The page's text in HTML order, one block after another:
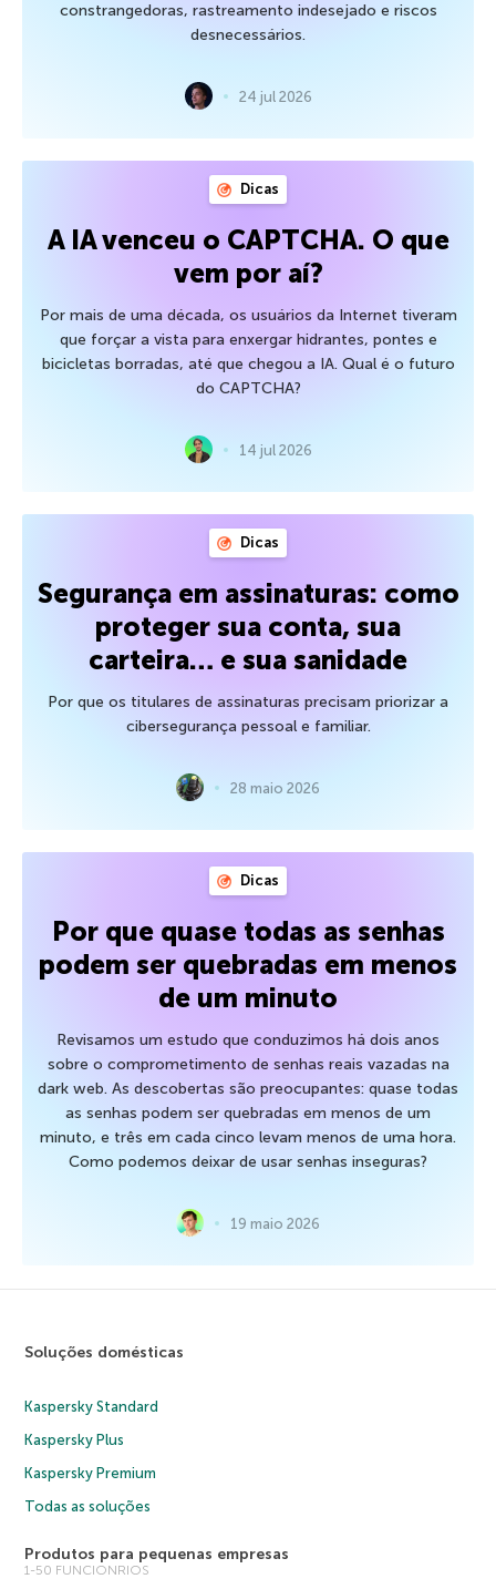
constrangedoras, rastreamento indesejado e riscos
desnecessários.
24 jul 2026
Dicas
A IA venceu o CAPTCHA. O que
vem por aí?
Por mais de uma década, os usuários da Internet tiveram
que forçar a vista para enxergar hidrantes, pontes e
bicicletas borradas, até que chegou a IA. Qual é o futuro
do CAPTCHA?
14 jul 2026
Dicas
Segurança em assinaturas: como
proteger sua conta, sua
carteira… e sua sanidade
Por que os titulares de assinaturas precisam priorizar a
cibersegurança pessoal e familiar.
28 maio 2026
Dicas
Por que quase todas as senhas
podem ser quebradas em menos
de um minuto
Revisamos um estudo que conduzimos há dois anos
sobre o comprometimento de senhas reais vazadas na
dark web. As descobertas são preocupantes: quase todas
as senhas podem ser quebradas em menos de um
minuto, e três em cada cinco levam menos de uma hora.
Como podemos deixar de usar senhas inseguras?
19 maio 2026
Soluções domésticas
Kaspersky Standard
Kaspersky Plus
Kaspersky Premium
Todas as soluções
Produtos para pequenas empresas
1-50 FUNCIONRIOS